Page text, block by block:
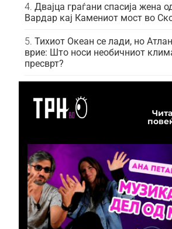
Двајца граѓани спасија жена
Вардар кај Камениот мост во
Тихиот Океан се лади, но
врие: Што носи необичниот
пресврт?